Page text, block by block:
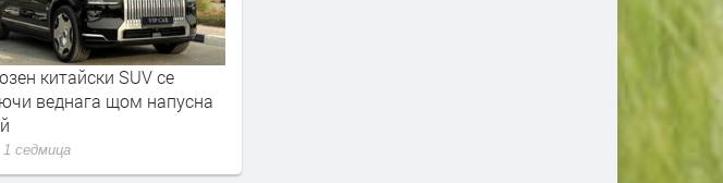
китайски SUV се
веднага щом напусна
1 седмица
Aston Martin пусна
серия на Vanquish по